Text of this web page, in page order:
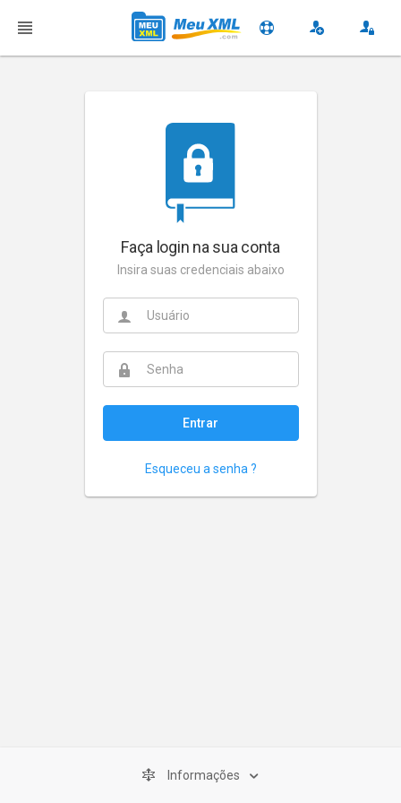
Faça login na sua conta
Insira suas credenciais abaixo
Esqueceu a senha ?
Informações